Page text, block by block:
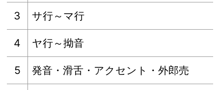
3 サ行～マ行
4 ヤ行～拗音
5 発音・滑舌・アクセント・外郎売